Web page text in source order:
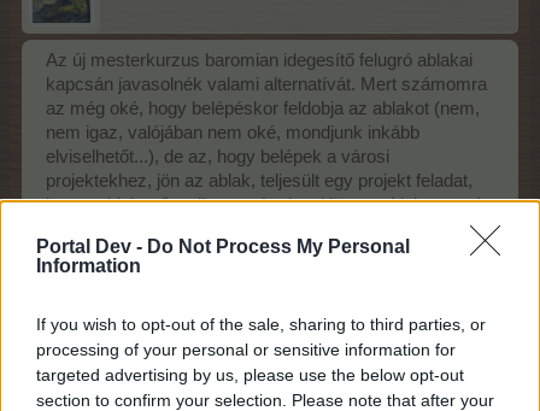
Portal Dev - Do Not Process My Personal
Information
If you wish to opt-out of the sale, sharing to third parties, or
processing of your personal or sensitive information for
targeted advertising by us, please use the below opt-out
section to confirm your selection. Please note that after your
Az új mesterkurzus baromian idegesítő felugró ablakai
kapcsán javasolnék valami alternatívát. Mert számomra
az még oké, hogy belépéskor feldobja az ablakot (nem,
nem igaz, valójában nem oké, mondjunk inkább
elviselhetőt...), de az, hogy belépek a városi
projektekhez, jön az ablak, teljesült egy projekt feladat,
jön az ablak, sőt, teljesen váratlanul jön az ablak, az már
nagyobb hírverést akarnak csinálni, de utána a jelzés
legyen sokkal diszkrétebb.
gazdakört vagy a naptárat jelzik. Egy piros felkiáltójel épp
elég lenne a projektek gombján a bal oldali menüben, és
a szobron a városban. Ugyanilyen jelzés kerülhet a
projekt ablakán belül a mesterkurzus gombjára is. Ennél